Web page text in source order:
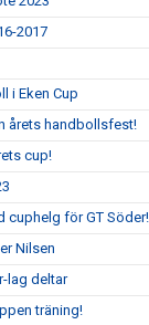
2017
i Eken Cup
årets handbollsfest!
cup!
cuphelg för GT Söder!
Nilsen
lag deltar
träning!